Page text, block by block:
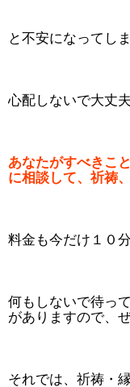
と不安になってし
心配しないで大丈夫
あなたがすべきこ
に相談して、祈祷
料金も今だけ１０
何もしないで待っ
がありますので、
それでは、祈祷・